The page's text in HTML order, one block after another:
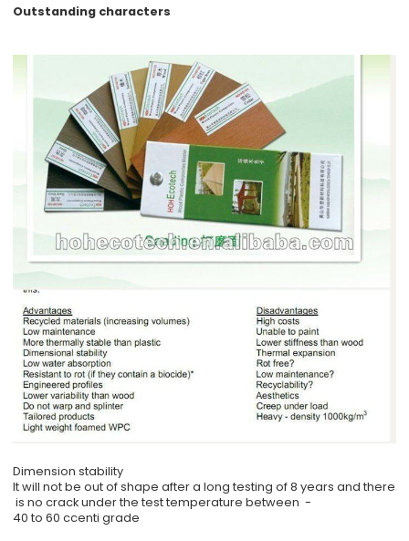
Outstanding characters
Dimension stability
It will not be out of shape after a long testing of 8 years and there
is no crack under the test temperature between -
40 to 60 ccenti grade